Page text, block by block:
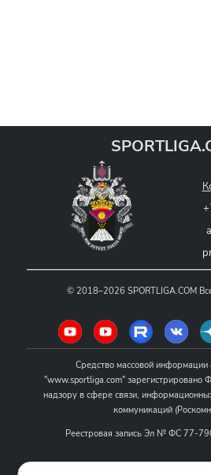
© 2018–2026 SPORTLIGA.COM
Средство массовой информации
"www.sportliga.com" зарегистрировано
надзору в сфере связи,
коммуникаций
Реестровая запись Эл № ФС 77-
Название -